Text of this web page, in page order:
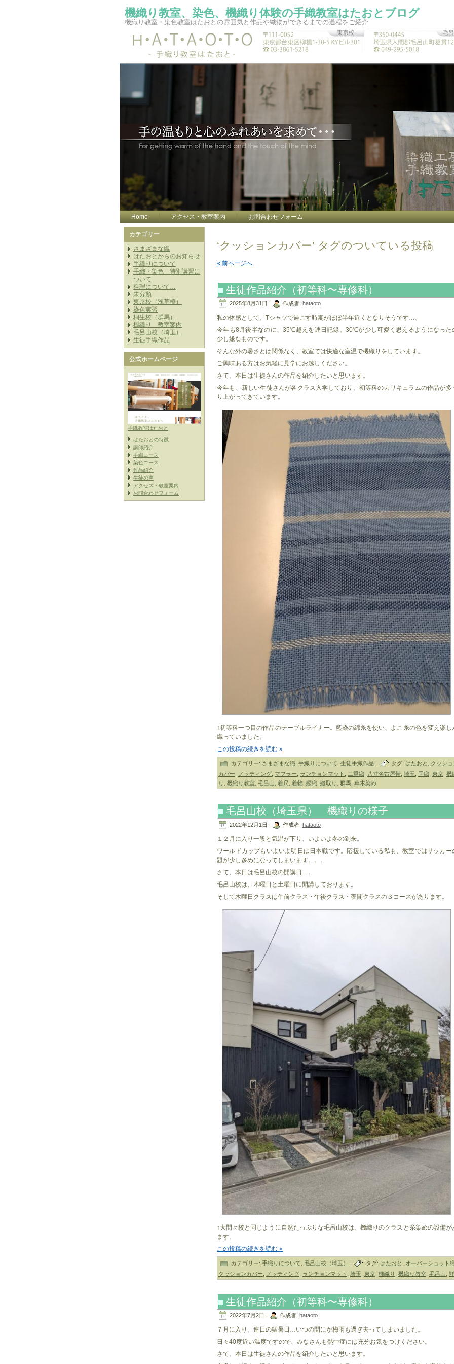
機織り教室、染色、機織り体験の手織教室はたおとブログ
機織り教室・染色教室はたおとの雰囲気と作品や織物ができるまでの過程をご紹介
Home アクセス・教室案内 お問合わせフォーム
カテゴリー
さまざまな織
はたおとからのお知らせ
手織りについて
手織・染色 特別講習に
ついて
料理について…
未分類
東京校（浅草橋）
染色実習
桐生校（群馬）
機織り 教室案内
毛呂山校（埼玉）
生徒手織作品
公式ホームページ
手織教室はたおと
はたおとの特徴
講師紹介
手織コース
染色コース
作品紹介
生徒の声
アクセス・教室案内
お問合わせフォーム
‘クッションカバー’ タグのついている投稿
« 前ページへ
生徒作品紹介（初等科〜専修科）
2025年8月31日 | 作成者: hataoto
私の体感として、Tシャツで過ごす時期がほぼ半年近くとなりそうです…。
今年も8月後半なのに、35℃越えを連日記録。30℃が少し可愛く思えるようになった
少し嫌なものです。
そんな外の暑さとは関係なく、教室では快適な室温で機織りをしています。
ご興味ある方はお気軽に見学にお越しください。
さて、本日は生徒さんの作品を紹介したいと思います。
今年も、新しい生徒さんが各クラス入学しており、初等科のカリキュラムの作品が多
り上がってきています。
↑初等科一つ目の作品のテーブルライナー。藍染の綿糸を使い、よこ糸の色を変え楽し
織っていました。
この投稿の続きを読む »
カテゴリー: さまざまな織 手織りについて 生徒手織作品 | タグ: はたおと
クッショ
カバー
ノッティング マフラー ランチョンマット 二重織 八寸名古屋帯 埼玉 手織 東京 機
り
機織り教室 毛呂山 着尺 着物 綴織 縫取り 群馬 草木染め
毛呂山校（埼玉県） 機織りの様子
2022年12月1日 | 作成者: hataoto
１２月に入り一段と気温が下り、いよいよ冬の到来。
ワールドカップもいよいよ明日は日本戦です。応援している私も、教室ではサッカー
題が少し多めになってしまいます。。。
さて、本日は毛呂山校の開講日…。
毛呂山校は、木曜日と土曜日に開講しております。
そして木曜日クラスは午前クラス・午後クラス・夜間クラスの３コースがあります。
↑大間々校と同じように自然たっぷりな毛呂山校は、機織りのクラスと糸染めの設備が
ます。
この投稿の続きを読む »
カテゴリー: 手織りについて 毛呂山校（埼玉） | タグ: はたおと オーバーショット
クッションカバー
ノッティング ランチョンマット 埼玉 東京 機織り 機織り教室 毛呂山
生徒作品紹介（初等科〜専修科）
2022年7月2日 | 作成者: hataoto
７月に入り、連日の猛暑日…いつの間にか梅雨も過ぎ去ってしまいました。
日々40度近い温度ですので、みなさんも熱中症には充分お気をつけください。
さて、本日は生徒さんの作品を紹介したいと思います。